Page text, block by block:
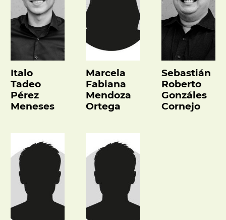
Italo
Tadeo
Pérez
Meneses
Marcela
Fabiana
Mendoza
Ortega
Sebastián
Roberto
Gonzáles
Cornejo